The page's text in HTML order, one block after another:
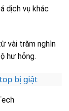
dịch vụ khác
vài trăm nghìn
hư hỏng.
bị giật